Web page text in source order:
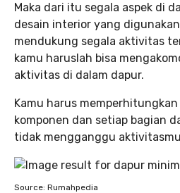
Maka dari itu segala aspek di
desain interior yang
mendukung segala aktivitas
kamu haruslah bisa
aktivitas di dalam dapur.
Kamu harus
komponen dan setiap bagian
tidak mengganggu
Source: Rumahpedia